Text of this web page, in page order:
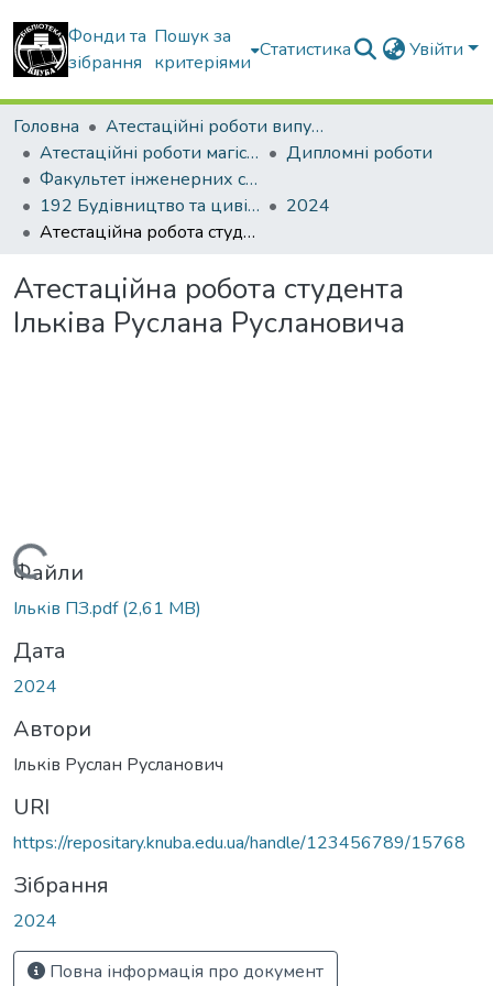
Фонди та
зібрання
Пошук за
критеріями
Статистика Увійти
Головна
Атестаційні роботи випускників
Атестаційні роботи магістрів
Дипломні роботи
Факультет інженерних систем та екології
192 Будівництво та цивільна інженерія. Водопостачання та водовідведення
2024
Атестаційна робота студента Ільківа Руслана Руслановича
Атестаційна робота студента
Ільківа Руслана Руслановича
Вантажиться...
Файли
Ільків ПЗ.pdf(2,61 MB)
Дата
2024
Автори
Ільків Руслан Русланович
URI
https://repositary.knuba.edu.ua/handle/123456789/15768
Зібрання
2024
Повна інформація про документ